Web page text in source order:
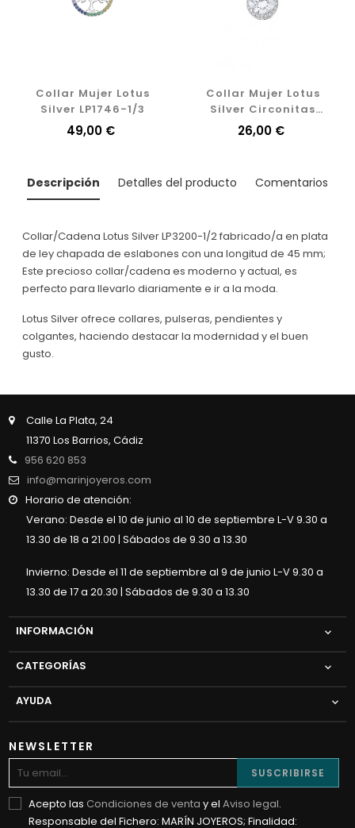
Collar Mujer Lotus
Silver LP1746-1/3
Precio
49,00 €
Collar Mujer Lotus
Silver Circonitas
LP3104-1/1
Precio
26,00 €
Descripción Detalles del producto Comentarios
Collar/Cadena Lotus Silver LP3200-1/2 fabricado/a en plata
de ley chapada de eslabones con una longitud de 45 mm;
Este precioso collar/cadena es moderno y actual, es
perfecto para llevarlo diariamente e ir a la moda.
Lotus Silver ofrece collares, pulseras, pendientes y
colgantes, haciendo destacar la modernidad y el buen
gusto.
Calle La Plata, 24
11370 Los Barrios, Cádiz
956 620 853
info@marinjoyeros.com
Horario de atención:
Verano: Desde el 10 de junio al 10 de septiembre L-V 9.30 a
13.30 de 18 a 21.00 | Sábados de 9.30 a 13.30
Invierno: Desde el 11 de septiembre al 9 de junio L-V 9.30 a
13.30 de 17 a 20.30 | Sábados de 9.30 a 13.30
INFORMACIÓN 
CATEGORÍAS 
AYUDA 
NEWSLETTER
SUSCRIBIRSE
Acepto las Condiciones de venta y el Aviso legal.
Responsable del Fichero: MARÍN JOYEROS; Finalidad: